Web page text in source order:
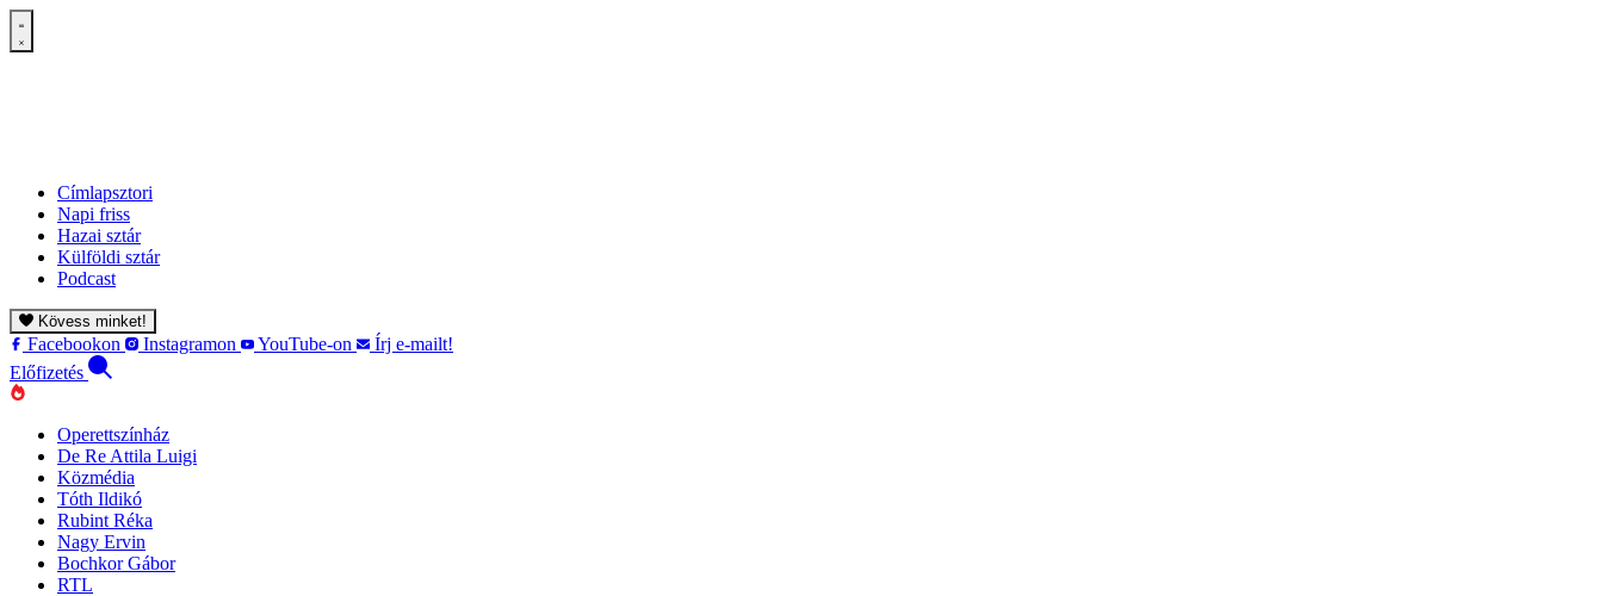
Címlapsztori
Napi friss
Hazai sztár
Külföldi sztár
Podcast
Kövess minket!
Facebookon Instagramon YouTube-on
Írj e-mailt!
Előfizetés
Operettszínház
De Re Attila Luigi
Közmédia
Tóth Ildikó
Rubint Réka
Nagy Ervin
Bochkor Gábor
RTL